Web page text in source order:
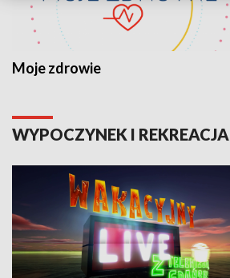
Moje zdrowie
WYPOCZYNEK I REKREACJA